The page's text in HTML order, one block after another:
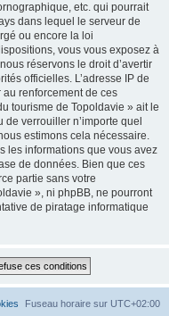
etc. qui pourrait
dans lequel le serveur de
ou encore la loi
vous vous exposez à
réservons le droit d’avertir
officielles. L’adresse IP de
au renforcement de ces
tourisme de Topoldavie » ait le
verrouiller n’importe quel
estimons cela nécessaire.
les informations que vous avez
de données. Bien que ces
partie sans votre
», ni phpBB, ne pourront
de piratage informatique
Fuseau horaire sur UTC+02:00